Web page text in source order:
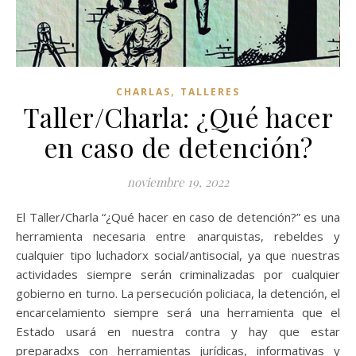
CHARLAS, TALLERES
Taller/Charla: ¿Qué hacer
en caso de detención?
noviembre 19, 2022
El Taller/Charla “¿Qué hacer en caso de detención?” es una
herramienta necesaria entre anarquistas, rebeldes y
cualquier tipo luchadorx social/antisocial, ya que nuestras
actividades siempre serán criminalizadas por cualquier
gobierno en turno. La persecución policiaca, la detención, el
encarcelamiento siempre será una herramienta que el
Estado usará en nuestra contra y hay que estar
preparadxs con herramientas jurídicas, informativas y